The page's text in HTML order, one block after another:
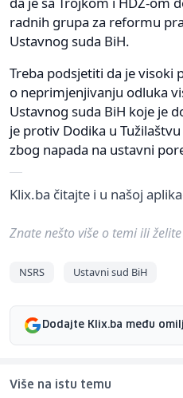
radnih grupa za reformu
Ustavnog suda BiH.
Treba podsjetiti da je visoki
o neprimjenjivanju odluka
Ustavnog suda BiH koje je
je protiv Dodika u
zbog napada na ustavni
Klix.ba čitajte i u našoj
Znate nešto više o temi ili
NSRS Ustavni sud BiH
Dodajte Klix.ba među
Više na istu temu